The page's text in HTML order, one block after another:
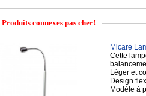
Produits connexes pas cher!
Micare
Cette
Léger et
Design
Modèle à